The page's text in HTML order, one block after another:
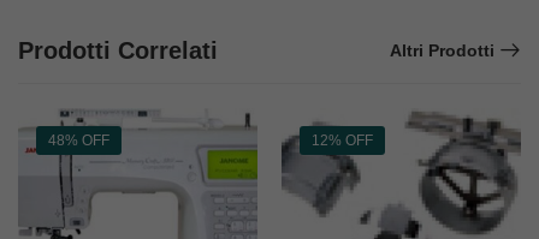
Prodotti Correlati Altri Prodotti
48% OFF 12% OFF